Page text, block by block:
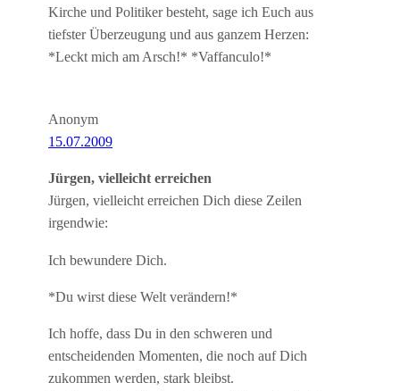
Kirche und Politiker besteht, sage ich Euch aus
tiefster Überzeugung und aus ganzem Herzen:
*Leckt mich am Arsch!* *Vaffanculo!*
Anonym
15.07.2009
Jürgen, vielleicht erreichen
Jürgen, vielleicht erreichen Dich diese Zeilen
irgendwie:
Ich bewundere Dich.
*Du wirst diese Welt verändern!*
Ich hoffe, dass Du in den schweren und
entscheidenden Momenten, die noch auf Dich
zukommen werden, stark bleibst.